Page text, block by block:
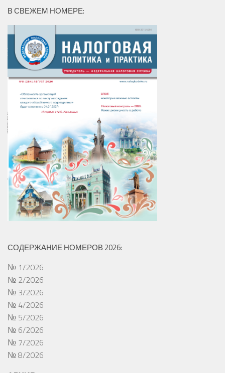
В СВЕЖЕМ НОМЕРЕ:
СОДЕРЖАНИЕ НОМЕРОВ 2026:
№ 1/2026
№ 2/2026
№ 3/2026
№ 4/2026
№ 5/2026
№ 6/2026
№ 7/2026
№ 8/2026